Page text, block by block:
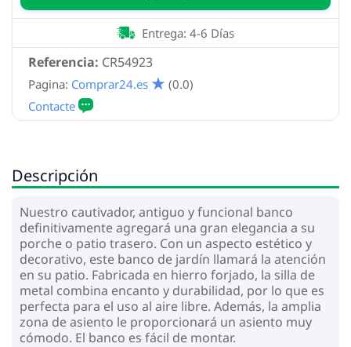
Referencia: CR54923
Entrega: 4-6 Días
Pagina: Comprar24.es (0.0)
Descripción
Nuestro cautivador, antiguo y funcional banco
definitivamente agregará una gran elegancia a su
porche o patio trasero. Con un aspecto estético y
decorativo, este banco de jardín llamará la atención
en su patio. Fabricada en hierro forjado, la silla de
metal combina encanto y durabilidad, por lo que es
perfecta para el uso al aire libre. Además, la amplia
zona de asiento le proporcionará un asiento muy
cómodo. El banco es fácil de montar.